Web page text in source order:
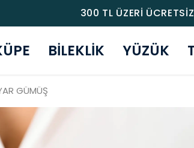
300 TL ÜZERİ
BİLEKLİK YÜZÜK
GÜMÜŞ